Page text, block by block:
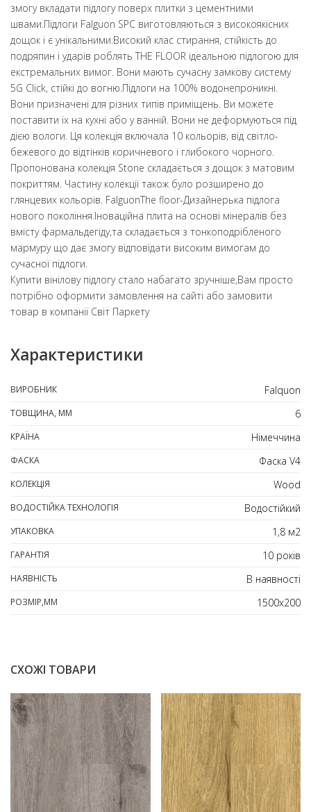
змогу вкладати підлогу поверх плитки з цементними
швами.Підлоги Falguon SPC виготовляються з високоякісних
дощок і є унікальними.Високий клас стирання, стійкість до
подряпин і ударів роблять THE FLOOR ідеальною підлогою для
екстремальних вимог. Вони мають сучасну замкову систему
5G Click, стійкі до вогню.Підлоги на 100% водонепроникні.
Вони призначені для різних типів приміщень. Ви можете
поставити їх на кухні або у ванній. Вони не деформуються під
дією вологи. Ця колекція включала 10 кольорів, від світло-
бежевого до відтінків коричневого і глибокого чорного.
Пропонована колекція Stone складається з дощок з матовим
покриттям. Частину колекції також було розширено до
глянцевих кольорів. FalguonТhe floor-Дизайнерька підлога
нового покоління.Іноваційна плита на основі мінералів без
вмісту фармальдегіду,та складається з тонкоподрібленого
мармуру що дає змогу відповідати високим вимогам до
сучасної підлоги.
Купити вінілову підлогу стало набагато зручніше,Вам просто
потрібно оформити замовлення на сайті або замовити
товар в компанії Світ Паркету
Характеристики
ВИРОБНИК Falquon
ТОВЩИНА, ММ 6
КРАЇНА Німеччина
ФАСКА Фаска V4
КОЛЕКЦІЯ Wood
ВОДОСТІЙКА ТЕХНОЛОГІЯ Водостійкий
УПАКОВКА 1,8 м2
ГАРАНТІЯ 10 років
НАЯВНІСТЬ В наявності
РОЗМІР,ММ 1500х200
СХОЖІ ТОВАРИ